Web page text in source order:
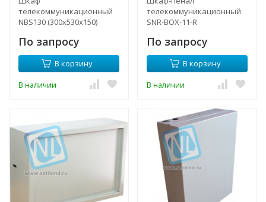
телекоммуникационный
NBS130 (300х530х150)
По запросу
В корзину
В наличии
телекоммуникационный
SNR-BOX-11-R
По запросу
В корзину
В наличии